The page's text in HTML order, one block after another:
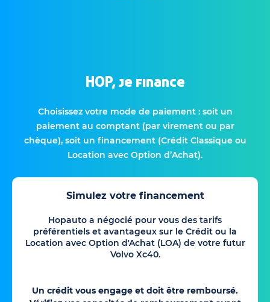
HOP, je finance
Choisissez votre mode de paiement : soit un
paiement au comptant (par virement ou par
chèque), soit un financement (Crédit Classique ou
Location avec Option d’Achat).
Simulez votre financement
Hopauto a négocié pour vous des tarifs
préférentiels et avantageux sur le Crédit ou la
Location avec Option d'Achat (LOA) de votre futur
Volvo Xc40.
Un crédit vous engage et doit être remboursé.